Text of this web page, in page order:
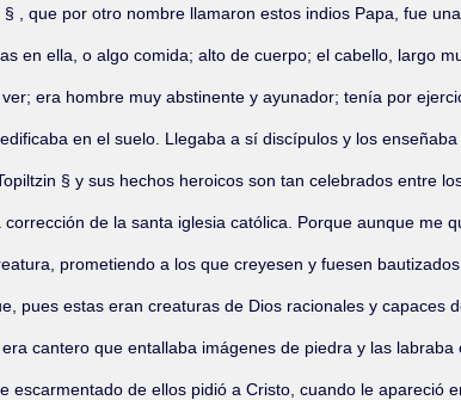
, que por otro nombre llamaron estos indios Papa, fue
en ella, o algo comida; alto de cuerpo; el cabello, largo
era hombre muy abstinente y ayunador; tenía por
en el suelo. Llegaba a sí discípulos y los
§ y sus hechos heroicos son tan celebrados entre
de la santa iglesia católica. Porque aunque me
prometiendo a los que creyesen y fuesen
pues estas eran creaturas de Dios racionales y capaces
cantero que entallaba imágenes de piedra y las
de ellos pidió a Cristo, cuando le apareció